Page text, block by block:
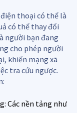
thoại có thể là
có thể thay đổi
người bạn đang
cho phép người
khiến mạng xã
tra cứu ngược.
Các nền tảng như